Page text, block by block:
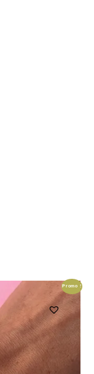
Promo !